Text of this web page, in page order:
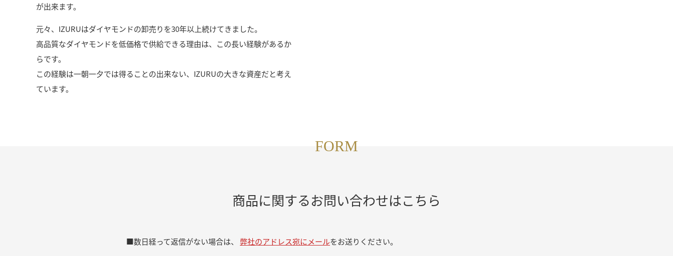
が出来ます。
元々、IZURUはダイヤモンドの卸売りを30年以上続けてきました。
高品質なダイヤモンドを低価格で供給できる理由は、この長い経験があるか
らです。
この経験は一朝一夕では得ることの出来ない、IZURUの大きな資産だと考え
ています。
FORM
商品に関するお問い合わせはこちら
■数日経って返信がない場合は、 弊社のアドレス宛にメールをお送りください。